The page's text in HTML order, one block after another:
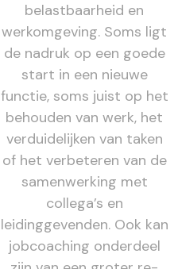
belastbaarheid en
werkomgeving. Soms ligt
de nadruk op een goede
start in een nieuwe
functie, soms juist op het
behouden van werk, het
verduidelijken van taken
of het verbeteren van de
samenwerking met
collega’s en
leidinggevenden. Ook kan
jobcoaching onderdeel